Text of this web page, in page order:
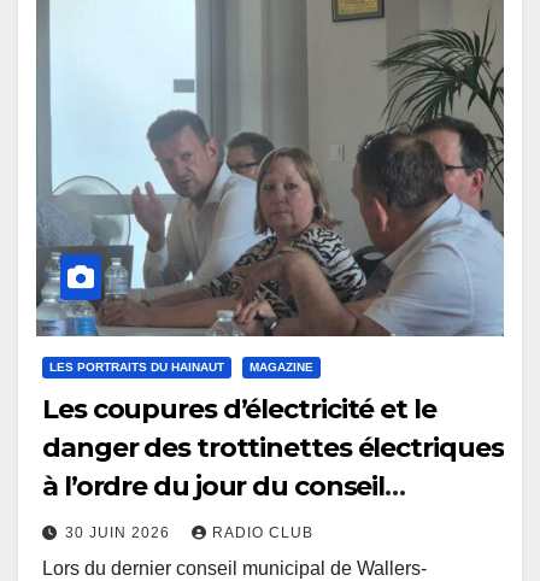
LES PORTRAITS DU HAINAUT MAGAZINE
Les coupures d’électricité et le
danger des trottinettes électriques
à l’ordre du jour du conseil
municipal de Wallers-Arenberg
30 JUIN 2026 RADIO CLUB
Lors du dernier conseil municipal de Wallers-